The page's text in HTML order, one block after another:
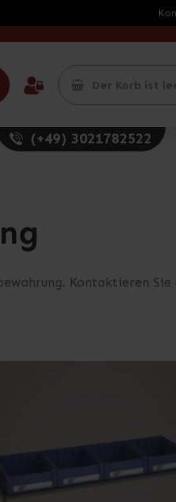
Der Korb ist
(+49) 3021782522
Kontaktieren Sie